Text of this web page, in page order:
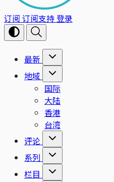
订阅 订阅支持登录
最新
地域
国际
大陆
香港
台湾
评论
系列
栏目